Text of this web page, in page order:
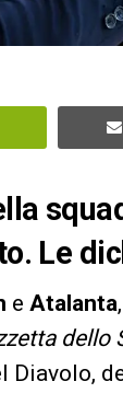
Le
e Atalanta
dello
Diavolo,